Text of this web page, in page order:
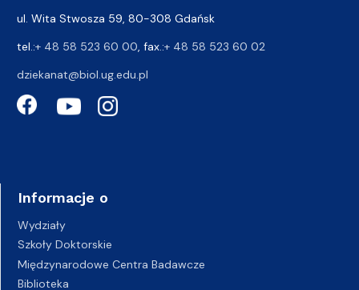
ul. Wita Stwosza 59, 80-308 Gdańsk
tel.:+ 48 58 523 60 00, fax.:+ 48 58 523 60 02
dziekanat@biol.ug.edu.pl
Informacje o
Wydziały
Szkoły Doktorskie
Międzynarodowe Centra Badawcze
Biblioteka